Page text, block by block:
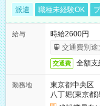
派遣 職種未経験OK
給与
時給2600円
交通費別途
交通費 全額支
勤務地
東京都中央区
八丁堀(東京都